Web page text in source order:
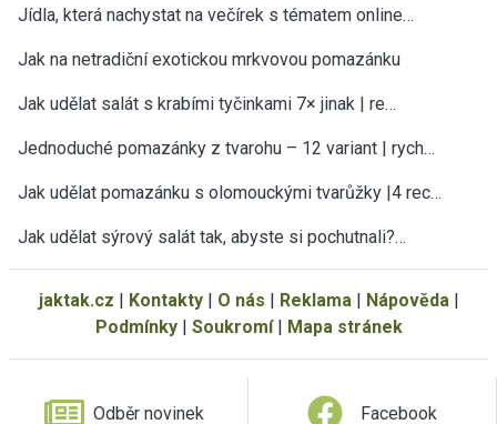
Jídla, která nachystat na večírek s tématem online…
Jak na netradiční exotickou mrkvovou pomazánku
Jak udělat salát s krabími tyčinkami 7× jinak | re…
Jednoduché pomazánky z tvarohu – 12 variant | rych…
Jak udělat pomazánku s olomouckými tvarůžky |4 rec…
Jak udělat sýrový salát tak, abyste si pochutnali?…
jaktak.cz | Kontakty| O nás | Reklama| Nápověda|
Podmínky| Soukromí| Mapa stránek
Odběr novinek Facebook